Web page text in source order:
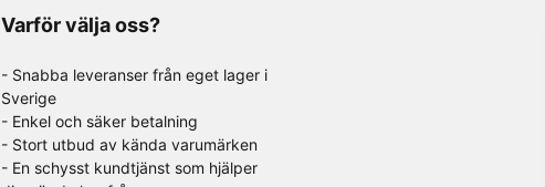
Varför välja oss?
- Snabba leveranser från eget lager i
Sverige
- Enkel och säker betalning
- Stort utbud av kända varumärken
- En schysst kundtjänst som hjälper